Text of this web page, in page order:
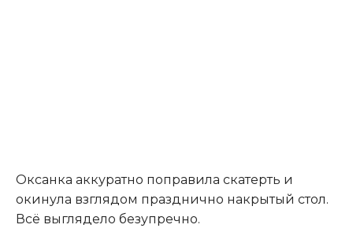
Оксанка аккуратно поправила скатерть и
окинула взглядом празднично накрытый стол.
Всё выглядело безупречно.